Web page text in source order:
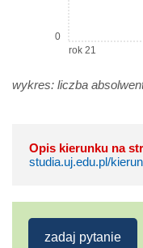
rok 21
0
wykres: liczba
Opis kierunku na
studia.uj.edu.pl/
zadaj pytanie